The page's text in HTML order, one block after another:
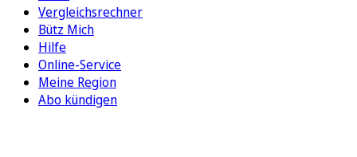
Vergleichsrechner
Bütz Mich
Hilfe
Online-Service
Meine Region
Abo kündigen